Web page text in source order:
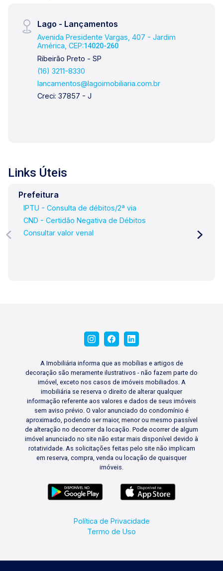
Lago - Lançamentos
Avenida Presidente Vargas, 407 - Jardim
América, CEP:14020-260
Ribeirão Preto - SP
(16) 3211-8330
lancamentos@lagoimobiliaria.com.br
Creci: 37857 - J
Links Úteis
Prefeitura
IPTU - Consulta de débitos/2ª via
CND - Certidão Negativa de Débitos
Consultar valor venal
A Imobiliária informa que as mobílias e artigos de
decoração são meramente ilustrativos - não fazem parte do
imóvel, exceto nos casos de imóveis mobiliados. A
imobiliária se reserva o direito de alterar qualquer
informação referente aos valores e dados de seus imóveis
sem aviso prévio. O valor anunciado do condomínio é
aproximado, podendo ser maior, menor ou mesmo passível
de alteração no decorrer da locação. Pode ocorrer de algum
imóvel anunciado no site não estar mais disponível devido à
rotatividade. As solicitações feitas pelo site não implicam
em reserva, compra, venda ou locação de quaisquer
imóveis.
Política de Privacidade
Termo de Uso